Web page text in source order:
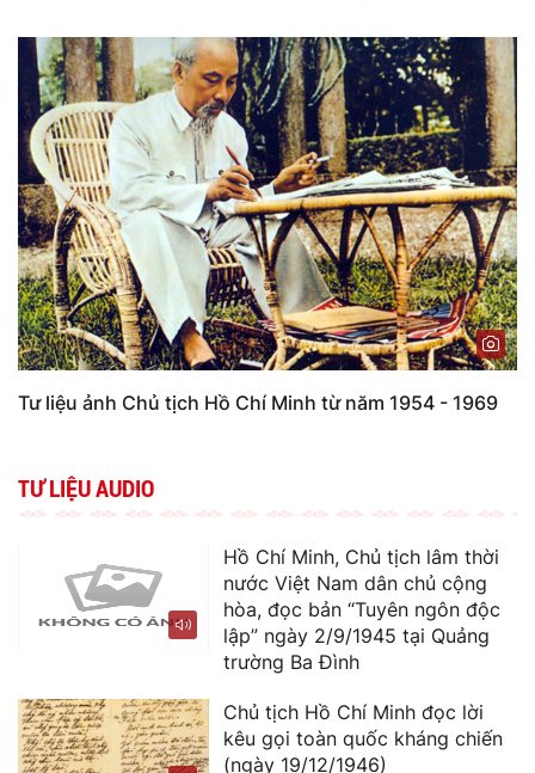
Tư liệu ảnh Chủ tịch Hồ Chí Minh từ năm 1954 - 1969
TƯ LIỆU AUDIO
Hồ Chí Minh, Chủ tịch lâm thời
nước Việt Nam dân chủ cộng
hòa, đọc bản “Tuyên ngôn độc
lập” ngày 2/9/1945 tại Quảng
trường Ba Đình
Chủ tịch Hồ Chí Minh đọc lời
kêu gọi toàn quốc kháng chiến
(ngày 19/12/1946)